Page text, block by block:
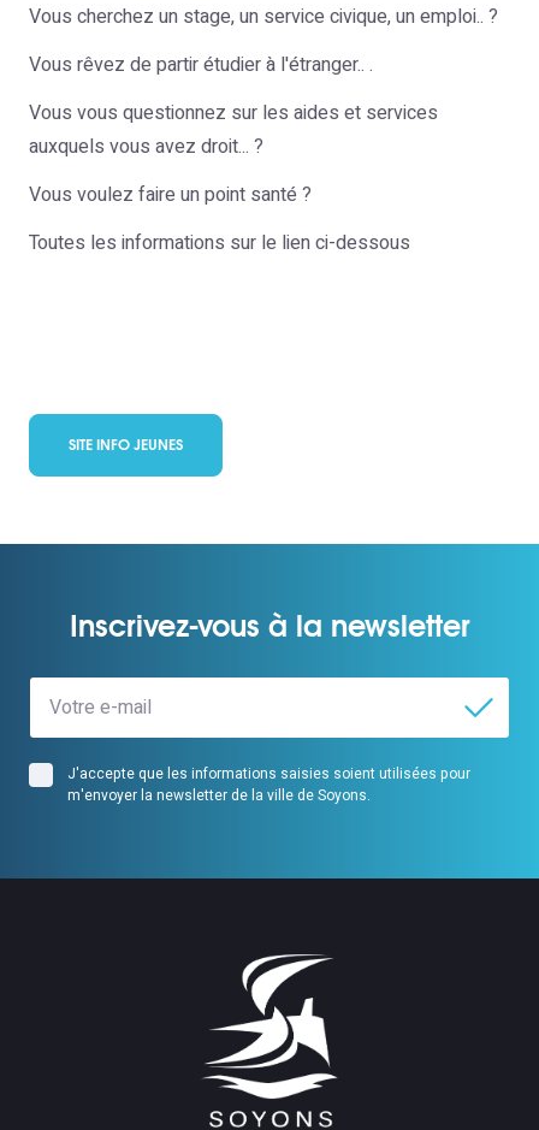
Vous cherchez un stage, un service civique, un emploi.. ?
Vous rêvez de partir étudier à l'étranger.. .
Vous vous questionnez sur les aides et services
auxquels vous avez droit... ?
Vous voulez faire un point santé ?
Toutes les informations sur le lien ci-dessous
SITE INFO JEUNES
Inscrivez-vous à la newsletter
J'accepte que les informations saisies soient utilisées pour
m'envoyer la newsletter de la ville de Soyons.